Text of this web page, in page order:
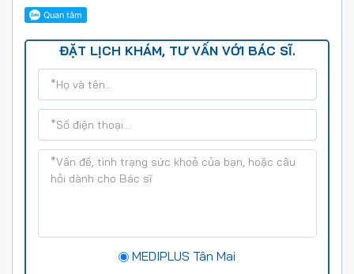
ĐẶT LỊCH KHÁM, TƯ VẤN VỚI BÁC SĨ.
MEDIPLUS Tân Mai